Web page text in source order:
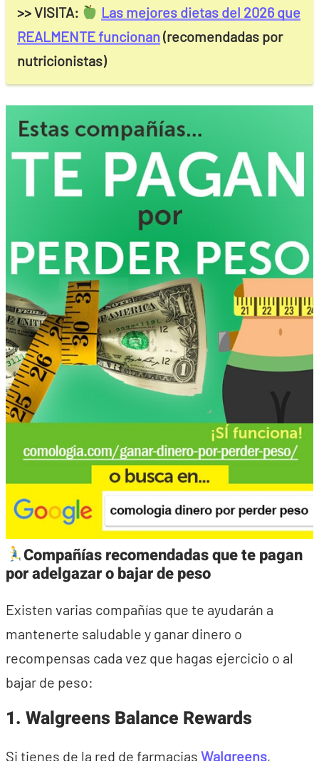
>> VISITA:
Las mejores dietas del 2026 que
REALMENTE funcionan (recomendadas por
nutricionistas)
Compañías recomendadas que te pagan
por adelgazar o bajar de peso
Existen varias compañías que te ayudarán a
mantenerte saludable y ganar dinero o
recompensas cada vez que hagas ejercicio o al
bajar de peso:
1. Walgreens Balance Rewards
Si tienes de la red de farmacias Walgreens,